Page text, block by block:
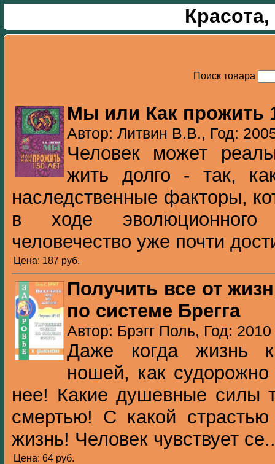
Поиск товара
Мы или Как прожить
Автор: Литвин В.В., Год:
Человек может
жить долго - так,
наследственные факторы,
в ходе эволюционного
человечество уже почти
Цена: 187 pуб.
Получить все от
по системе Брегга
Автор: Брэгг Поль, Год: 2010
Даже когда жизнь
ношей, как судорожно
нее! Какие душевные силы
смертью! С какой
жизнь! Человек чувствует
Цена: 64 pуб.